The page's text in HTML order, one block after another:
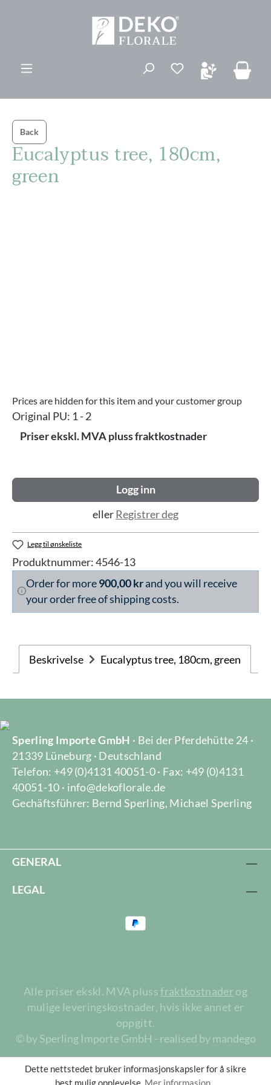
Du har 0
Back
Eucalyptus tree, 180cm,
green
Prices are hidden for this item and your customer group
Original PU: 1 - 2
Priser ekskl. MVA pluss fraktkostnader
Logg inn
ellerRegistrer deg
Legg til ønskeliste
Produktnummer:4546-13
Order for more900,00 krand you will receive
your order free of shipping costs.
Beskrivelse Eucalyptus tree, 180cm, green
Sperling Importe GmbH · Bei der Pferdehütte 24 ·
21339 Lüneburg · Deutschland
Telefon: +49 (0)4131 40051-0 · Fax: +49 (0)4131
40051-10 · info@dekoflorale.de
Gechäftsführer: Bernd Sperling, Michael Sperling
GENERAL
LEGAL
Alle priser ekskl. MVA plussfraktkostnaderog
mulige leveringskostnader, hvis ikke annet er
oppgitt.
© by Sperling Importe GmbH - realised by mandego
Dette nettstedet bruker informasjonskapsler for å sikre
best mulig opplevelse. Mer informasjon...